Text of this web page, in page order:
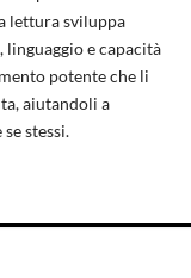
lettura sviluppa
linguaggio e capacità
potente che li
aiutandoli a
stessi.